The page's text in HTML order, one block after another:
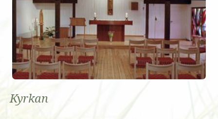
Kyrkan